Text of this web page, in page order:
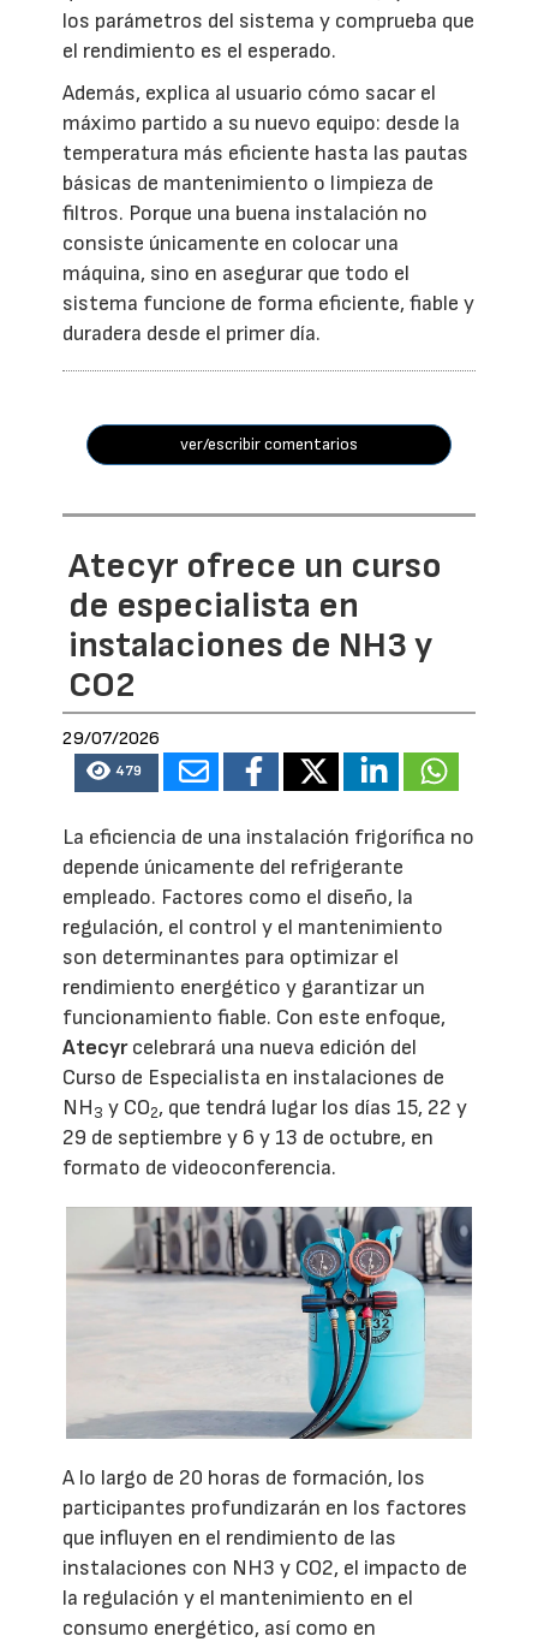
los parámetros del sistema y comprueba que
el rendimiento es el esperado.
Además, explica al usuario cómo sacar el
máximo partido a su nuevo equipo: desde la
temperatura más eficiente hasta las pautas
básicas de mantenimiento o limpieza de
filtros. Porque una buena instalación no
consiste únicamente en colocar una
máquina, sino en asegurar que todo el
sistema funcione de forma eficiente, fiable y
duradera desde el primer día.
ver/escribir comentarios
Atecyr ofrece un curso
de especialista en
instalaciones de NH3 y
CO2
29/07/2026
479
La eficiencia de una instalación frigorífica no
depende únicamente del refrigerante
empleado. Factores como el diseño, la
regulación, el control y el mantenimiento
son determinantes para optimizar el
rendimiento energético y garantizar un
funcionamiento fiable. Con este enfoque,
Atecyrcelebrará una nueva edición del
Curso de Especialista en instalaciones de
NH3 y CO2, que tendrá lugar los días 15, 22 y
29 de septiembre y 6 y 13 de octubre, en
formato de videoconferencia.
A lo largo de 20 horas de formación, los
participantes profundizarán en los factores
que influyen en el rendimiento de las
instalaciones con NH3 y CO2, el impacto de
la regulación y el mantenimiento en el
consumo energético, así como en